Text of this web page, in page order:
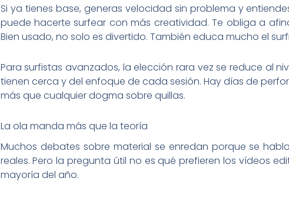
Si ya tienes base, generas velocidad sin problema y
puede hacerte surfear con más creatividad. Te obliga a
Bien usado, no solo es divertido. También educa mucho el
Para surfistas avanzados, la elección rara vez se reduce al
tienen cerca y del enfoque de cada sesión. Hay días de
más que cualquier dogma sobre quillas.
La ola manda más que la teoría
Muchos debates sobre material se enredan porque se
reales. Pero la pregunta útil no es qué prefieren los vídeos
mayoría del año.